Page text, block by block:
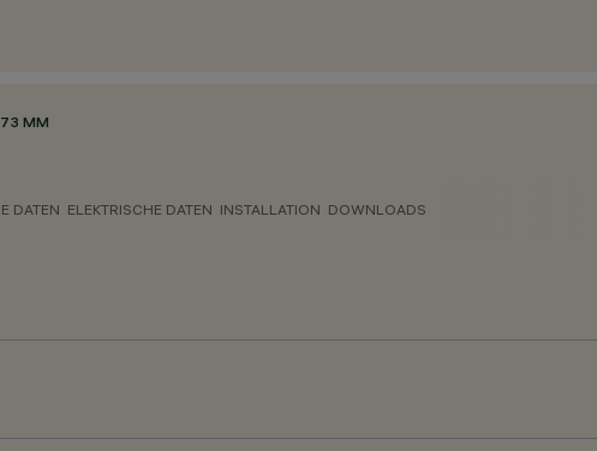
MM
DATEN ELEKTRISCHE DATEN INSTALLATION DOWNLOADS